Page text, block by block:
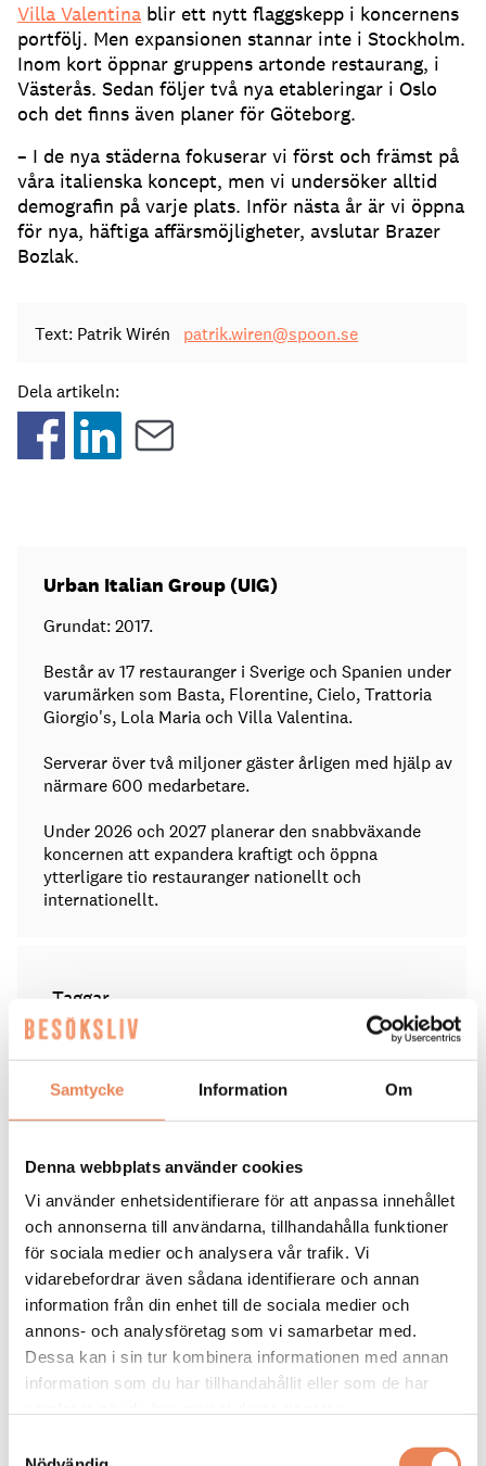
Samtycke Information Om
Denna webbplats använder cookies
Vi använder enhetsidentifierare för att anpassa innehållet
och annonserna till användarna, tillhandahålla funktioner
för sociala medier och analysera vår trafik. Vi
vidarebefordrar även sådana identifierare och annan
information från din enhet till de sociala medier och
annons- och analysföretag som vi samarbetar med.
Dessa kan i sin tur kombinera informationen med annan
information som du har tillhandahållit eller som de har
Villa Valentina blir ett nytt flaggskepp i koncernens
portfölj. Men expansionen stannar inte i Stockholm.
Inom kort öppnar gruppens artonde restaurang, i
Västerås. Sedan följer två nya etableringar i Oslo
och det finns även planer för Göteborg.
– I de nya städerna fokuserar vi först och främst på
våra italienska koncept, men vi undersöker alltid
demografin på varje plats. Inför nästa år är vi öppna
för nya, häftiga affärsmöjligheter, avslutar Brazer
Bozlak.
Text: Patrik Wirén patrik.wiren@spoon.se
Dela artikeln:
Urban Italian Group (UIG)
Grundat: 2017.
Består av 17 restauranger i Sverige och Spanien under
varumärken som Basta, Florentine, Cielo, Trattoria
Giorgio's, Lola Maria och Villa Valentina.
Serverar över två miljoner gäster årligen med hjälp av
närmare 600 medarbetare.
Under 2026 och 2027 planerar den snabbväxande
koncernen att expandera kraftigt och öppna
ytterligare tio restauranger nationellt och
internationellt.
Taggar
URBAN ITALIAN GROUP
RESTAURANG | 12 juni 2026
Fotbollsfest på lokal – fyra
på morgonen
Strandgatan Två välkomnar svenska fotbollsfans kl 04.